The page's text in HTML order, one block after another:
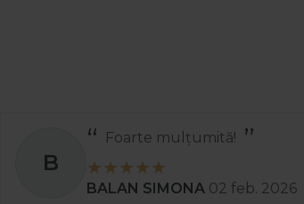
B
Foarte mulțumită!
BALAN SIMONA 02 feb. 2026